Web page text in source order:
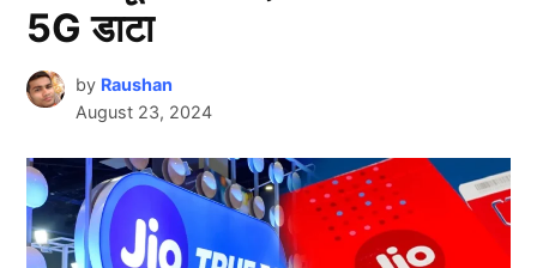
5G डाटा
by Raushan
August 23, 2024